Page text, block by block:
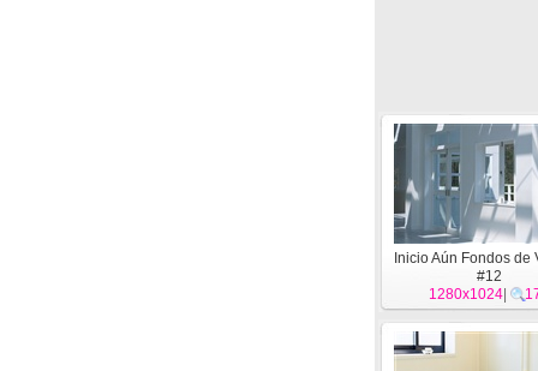
Inicio Aún Fondos de
#12
1280x1024